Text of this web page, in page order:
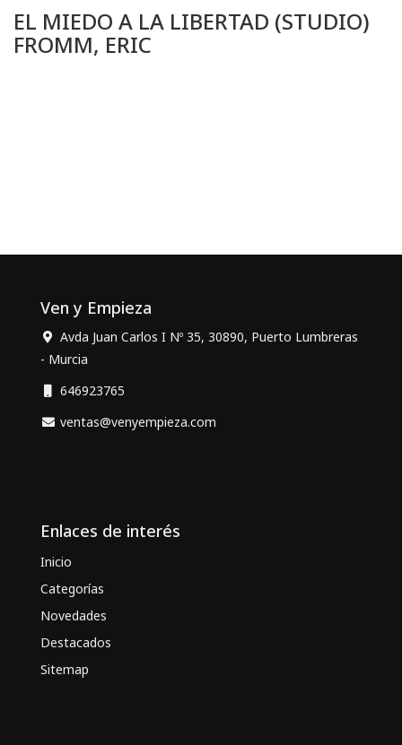
EL MIEDO A LA LIBERTAD (STUDIO)
FROMM, ERIC
Ven y Empieza
Avda Juan Carlos I Nº 35, 30890, Puerto Lumbreras
- Murcia
646923765
ventas@venyempieza.com
Enlaces de interés
Inicio
Categorías
Novedades
Destacados
Sitemap